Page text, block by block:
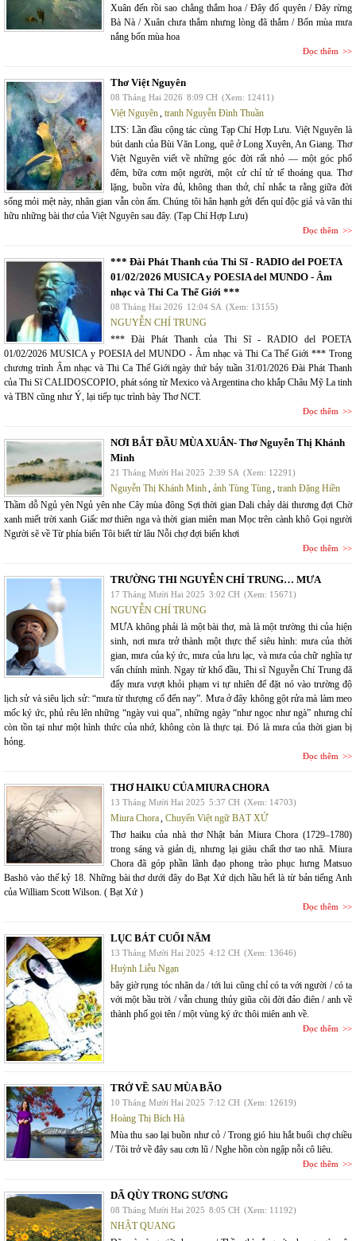
Xuân đến rồi sao chẳng thắm hoa / Đây đổ quyên / Đây rừng
Bà Nà / Xuân chưa thắm nhưng lòng đã thắm / Bốn mùa mưa
nắng bốn mùa hoa
Đọc thêm
Thơ Việt Nguyên
08 Tháng Hai 2026 8:09 CH (Xem: 12411)
Việt Nguyên, tranh Nguyễn Đình Thuần
LTS: Lần đầu cộng tác cùng Tạp Chí Hợp Lưu. Việt Nguyên là
bút danh của Bùi Văn Long, quê ở Long Xuyên, An Giang. Thơ
Việt Nguyên viết về những góc đời rất nhỏ — một góc phố
đêm, bữa cơm một người, một cử chỉ tử tế thoáng qua. Thơ
lặng, buồn vừa đủ, không than thở, chỉ nhắc ta rằng giữa đời
sống mỏi mệt này, nhân gian vẫn còn ấm. Chúng tôi hân hạnh gởi đến quí độc giả và văn thi
hữu những bài thơ của Việt Nguyên sau đây. (Tạp Chí Hợp Lưu)
Đọc thêm
*** Đài Phát Thanh của Thi Sĩ - RADIO del POETA
01/02/2026 MUSICA y POESIA del MUNDO - Âm
nhạc và Thi Ca Thế Giới ***
08 Tháng Hai 2026 12:04 SA (Xem: 13155)
NGUYỄN CHÍ TRUNG
*** Đài Phát Thanh của Thi Sĩ - RADIO del POETA
01/02/2026 MUSICA y POESIA del MUNDO - Âm nhạc và Thi Ca Thế Giới *** Trong
chương trình Âm nhạc và Thi Ca Thế Giới ngày thứ bảy tuần 31/01/2026 Đài Phát Thanh
của Thi Sĩ CALIDOSCOPIO, phát sóng từ Mexico và Argentina cho khắp Châu Mỹ La tinh
và TBN cũng như Ý, lại tiếp tục trình bày Thơ NCT.
Đọc thêm
NƠI BẮT ĐẦU MÙA XUÂN- Thơ Nguyễn Thị Khánh
Minh
21 Tháng Mười Hai 2025 2:39 SA (Xem: 12291)
Nguyễn Thị Khánh Minh, ảnh Tùng Tùng, tranh Đặng Hiền
Thầm dỗ Ngủ yên Ngủ yên nhe Cây mùa đông Sợi thời gian Dali chảy dài thương đợi Chờ
xanh miết trời xanh Giấc mơ thiên nga và thời gian miên man Mọc trên cành khô Gọi người
Người sẽ về Từ phía biển Tôi biết từ lâu Nỗi chợ đợi biển khơi
Đọc thêm
TRƯỜNG THI NGUYỄN CHÍ TRUNG… MƯA
17 Tháng Mười Hai 2025 3:02 CH (Xem: 15671)
NGUYỄN CHÍ TRUNG
MƯA không phải là một bài thơ, mà là một trường thi của hiện
sinh, nơi mưa trở thành một thực thể siêu hình: mưa của thời
gian, mưa của ký ức, mưa của lưu lạc, và mưa của chữ nghĩa tự
vấn chính mình. Ngay từ khổ đầu, Thi sĩ Nguyễn Chí Trung đã
đẩy mưa vượt khỏi phạm vi tự nhiên để đặt nó vào trường độ
lịch sử và siêu lịch sử: “mưa từ thượng cổ đến nay”. Mưa ở đây không gột rửa mà làm meo
mốc ký ức, phủ rêu lên những “ngày vui qua”, những ngày “như ngọc như ngà” nhưng chỉ
còn tồn tại như một hình thức của nhớ, không còn là thực tại. Đó là mưa của thời gian bị
hỏng.
Đọc thêm
THƠ HAIKU CỦA MIURA CHORA
13 Tháng Mười Hai 2025 5:37 CH (Xem: 14703)
Miura Chora, Chuyển Việt ngữ BẠT XỨ
Thơ haiku của nhà thơ Nhật bản Miura Chora (1729–1780)
trong sáng và giản dị, nhưng lại giàu chất thơ tao nhã. Miura
Chora đã góp phần lãnh đạo phong trào phục hưng Matsuo
Bashō vào thế kỷ 18. Những bài thơ dưới đây do Bạt Xứ dịch hầu hết là từ bản tiếng Anh
của William Scott Wilson. ( Bạt Xứ )
Đọc thêm
LỤC BÁT CUỐI NĂM
13 Tháng Mười Hai 2025 4:12 CH (Xem: 13646)
Huỳnh Liễu Ngạn
bây giờ rụng tóc nhăn da / tới lui cũng chỉ có ta với người / có ta
với một bầu trời / vẫn chung thủy giũa cõi đời đảo điên / anh về
thành phố gọi tên / một vùng ký ức thôi miên anh về.
Đọc thêm
TRỞ VỀ SAU MÙA BÃO
10 Tháng Mười Hai 2025 7:12 CH (Xem: 12619)
Hoàng Thị Bích Hà
Mùa thu sao lại buồn như cỏ / Trong gió hiu hắt buổi chợ chiều
/ Tôi trở về đây sau cơn lũ / Nghe hồn còn ngập nỗi cô liêu.
Đọc thêm
DÃ QÙY TRONG SƯƠNG
08 Tháng Mười Hai 2025 8:05 CH (Xem: 11192)
NHẬT QUANG